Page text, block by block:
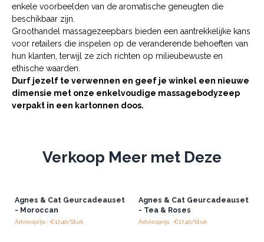
enkele voorbeelden van de aromatische geneugten die
beschikbaar zijn.
Groothandel massagezeepbars bieden een aantrekkelijke kans
voor retailers die inspelen op de veranderende behoeften van
hun klanten, terwijl ze zich richten op milieubewuste en
ethische waarden.
Durf jezelf te verwennen en geef je winkel een nieuwe
dimensie met onze enkelvoudige massagebodyzeep
verpakt in een kartonnen doos.
Verkoop Meer met Deze
Agnes & Cat Geurcadeauset
- Moroccan
Adviesprijs : €17.40/Stuk
Agnes & Cat Geurcadeauset
- Tea & Roses
Adviesprijs : €17.40/Stuk